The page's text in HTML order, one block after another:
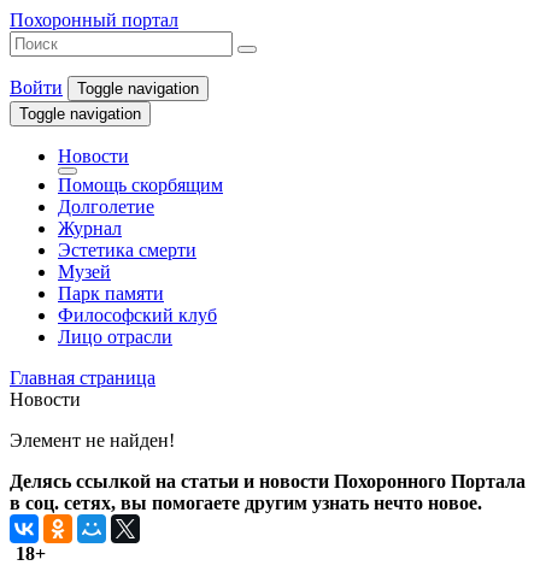
Похоронный портал
Войти
Toggle navigation
Toggle navigation
Новости
Помощь скорбящим
Долголетие
Журнал
Эстетика смерти
Музей
Парк памяти
Философский клуб
Лицо отрасли
Главная страница
Новости
Элемент не найден!
Делясь ссылкой на статьи и новости Похоронного Портала
в соц. сетях, вы помогаете другим узнать нечто новое.
18+